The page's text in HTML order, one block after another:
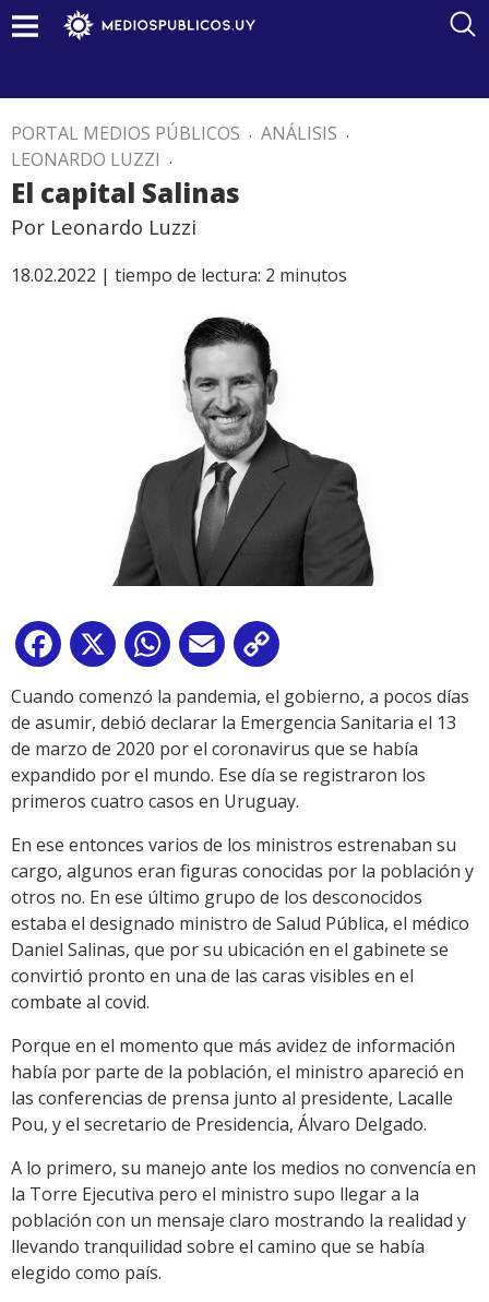
PORTAL MEDIOS PÚBLICOS . ANÁLISIS .
LEONARDO LUZZI .
El capital Salinas
Por Leonardo Luzzi
18.02.2022 | tiempo de lectura: 2 minutos
Facebook
X WhatsApp
Email
Link
Cuando comenzó la pandemia, el gobierno, a pocos días
de asumir, debió declarar la Emergencia Sanitaria el 13
de marzo de 2020 por el coronavirus que se había
expandido por el mundo. Ese día se registraron los
primeros cuatro casos en Uruguay.
En ese entonces varios de los ministros estrenaban su
cargo, algunos eran figuras conocidas por la población y
otros no. En ese último grupo de los desconocidos
estaba el designado ministro de Salud Pública, el médico
Daniel Salinas, que por su ubicación en el gabinete se
convirtió pronto en una de las caras visibles en el
combate al covid.
Porque en el momento que más avidez de información
había por parte de la población, el ministro apareció en
las conferencias de prensa junto al presidente, Lacalle
Pou, y el secretario de Presidencia, Álvaro Delgado.
A lo primero, su manejo ante los medios no convencía en
la Torre Ejecutiva pero el ministro supo llegar a la
población con un mensaje claro mostrando la realidad y
llevando tranquilidad sobre el camino que se había
elegido como país.